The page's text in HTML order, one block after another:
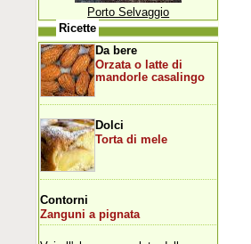
Porto Selvaggio
Ricette
Da bere
Orzata o latte di
mandorle casalingo
Dolci
Torta di mele
Contorni
Zanguni a pignata